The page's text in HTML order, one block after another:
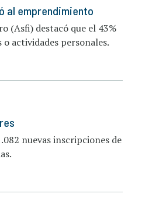
al emprendimiento
(Asfi) destacó que el 43%
actividades personales.
nuevas inscripciones de